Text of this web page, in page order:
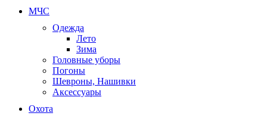
МЧС
Одежда
Лето
Зима
Головные уборы
Погоны
Шевроны, Нашивки
Аксессуары
Охота